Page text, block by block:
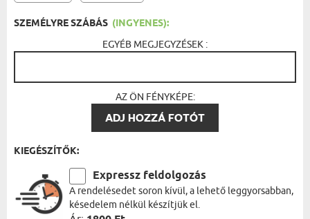
SZEMÉLYRE SZÁBÁS (INGYENES):
EGYÉB MEGJEGYZÉSEK :
AZ ÖN FÉNYKÉPE:
ADJ HOZZÁ FOTÓT
KIEGÉSZÍTŐK:
Expressz feldolgozás
A rendelésedet soron kívül, a lehető leggyorsabban,
késedelem nélkül készítjük el.